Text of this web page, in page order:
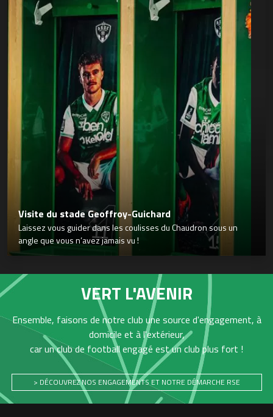
Visite du stade Geoffroy-Guichard
Laissez vous guider dans les coulisses du Chaudron sous un
angle que vous n’avez jamais vu !
VERT L'AVENIR
Ensemble, faisons de notre club une source d'engagement, à
domicile et à l'extérieur,
car un club de football engagé est un club plus fort !
> DÉCOUVREZ NOS ENGAGEMENTS ET NOTRE DÉMARCHE RSE